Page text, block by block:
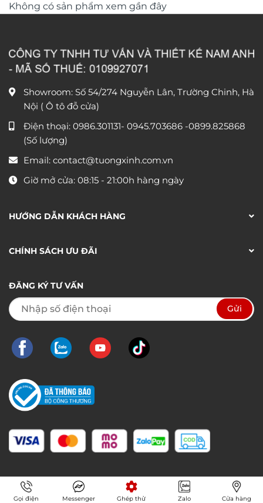
Không có sản phẩm xem gần đây
Showroom: Số 54/274 Nguyễn Lân, Trường Chinh, Hà
Nội ( Ô tô đỗ cửa)
Điện thoại: 0986.301131- 0945.703686 -0899.825868
(Số lượng)
Email: contact@tuongxinh.com.vn
Giờ mở cửa: 08:15 - 21:00h hàng ngày
HƯỚNG DẪN KHÁCH HÀNG
CHÍNH SÁCH ƯU ĐÃI
ĐĂNG KÝ TƯ VẤN
Gọi điện Messenger Ghép thử Zalo Cửa hàng